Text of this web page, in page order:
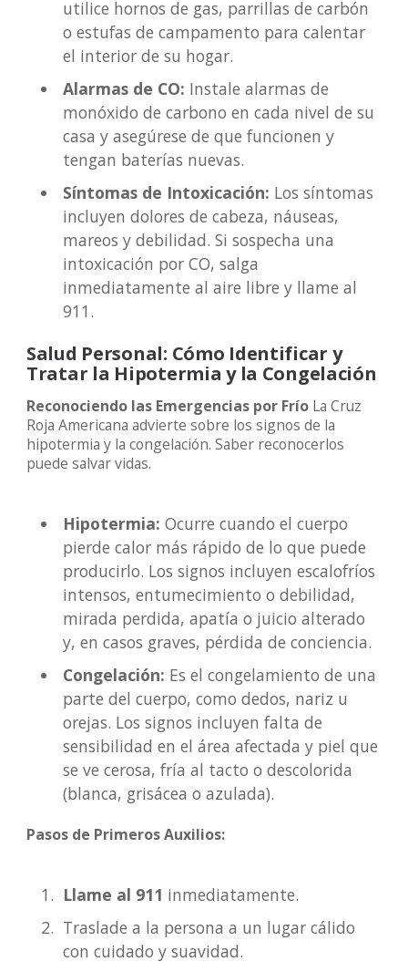
utilice hornos de gas, parrillas de carbón
o estufas de campamento para calentar
el interior de su hogar.
Alarmas de CO: Instale alarmas de
monóxido de carbono en cada nivel de su
casa y asegúrese de que funcionen y
tengan baterías nuevas.
Síntomas de Intoxicación: Los síntomas
incluyen dolores de cabeza, náuseas,
mareos y debilidad. Si sospecha una
intoxicación por CO, salga
inmediatamente al aire libre y llame al
911.
Salud Personal: Cómo Identificar y
Tratar la Hipotermia y la Congelación
Reconociendo las Emergencias por Frío La Cruz
Roja Americana advierte sobre los signos de la
hipotermia y la congelación. Saber reconocerlos
puede salvar vidas.
Hipotermia: Ocurre cuando el cuerpo
pierde calor más rápido de lo que puede
producirlo. Los signos incluyen escalofríos
intensos, entumecimiento o debilidad,
mirada perdida, apatía o juicio alterado
y, en casos graves, pérdida de conciencia.
Congelación: Es el congelamiento de una
parte del cuerpo, como dedos, nariz u
orejas. Los signos incluyen falta de
sensibilidad en el área afectada y piel que
se ve cerosa, fría al tacto o descolorida
(blanca, grisácea o azulada).
Pasos de Primeros Auxilios:
Llame al 911 inmediatamente.
Traslade a la persona a un lugar cálido
con cuidado y suavidad.